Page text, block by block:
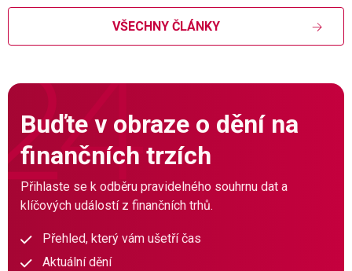
VŠECHNY ČLÁNKY
Buďte v obraze o dění na
finančních trzích
Přihlaste se k odběru pravidelného souhrnu dat a
klíčových událostí z finančních trhů.
Přehled, který vám ušetří čas
Aktuální dění